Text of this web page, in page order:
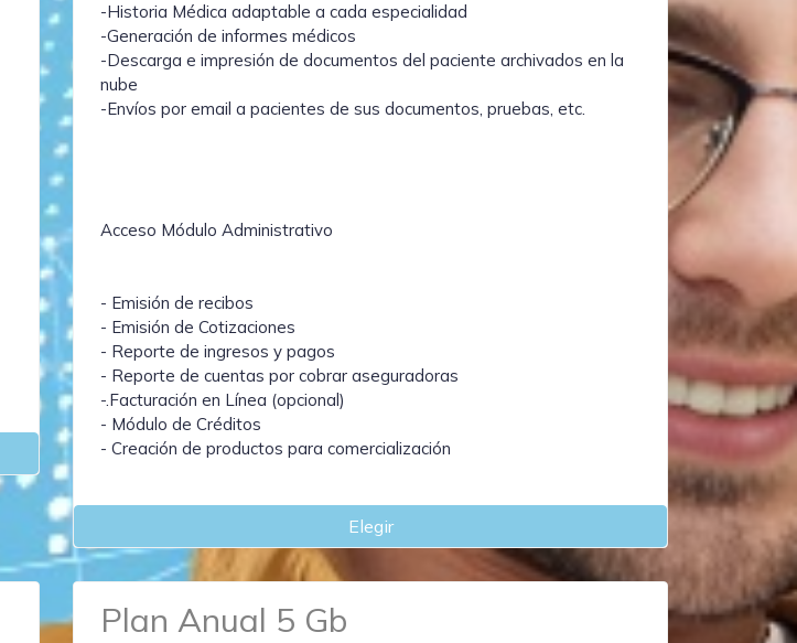
-Historia Médica adaptable a cada especialidad
-Generación de informes médicos
-Descarga e impresión de documentos del paciente archivados en la
nube
-Envíos por email a pacientes de sus documentos, pruebas, etc.
Acceso Módulo Administrativo
- Emisión de recibos
- Emisión de Cotizaciones
- Reporte de ingresos y pagos
- Reporte de cuentas por cobrar aseguradoras
-.Facturación en Línea (opcional)
- Módulo de Créditos
- Creación de productos para comercialización
Elegir
Plan Anual 5 Gb